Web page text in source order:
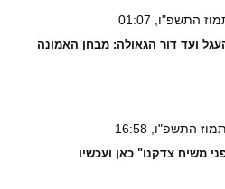
התשפ"ו, 01:07
ועד דור הגאולה: מבחן האמונה
התשפ"ו, 16:58
משיח צדקנו" כאן ועכשיו